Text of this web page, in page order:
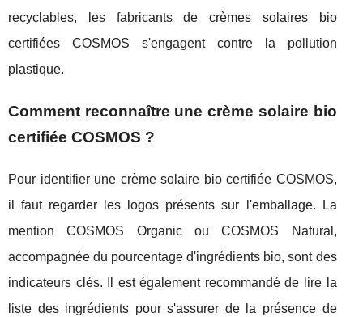
recyclables, les fabricants de crèmes solaires bio
certifiées COSMOS s'engagent contre la pollution
plastique.
Comment reconnaître une crème solaire bio
certifiée COSMOS ?
Pour identifier une crème solaire bio certifiée COSMOS,
il faut regarder les logos présents sur l'emballage. La
mention COSMOS Organic ou COSMOS Natural,
accompagnée du pourcentage d'ingrédients bio, sont des
indicateurs clés. Il est également recommandé de lire la
liste des ingrédients pour s'assurer de la présence de